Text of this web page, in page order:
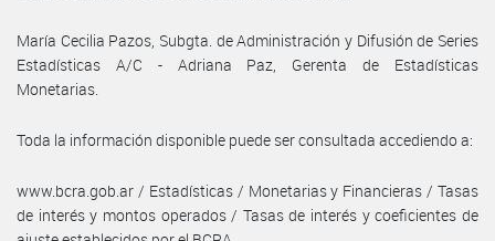
María Cecilia Pazos, Subgta. de Administración y Difusión de Series
Estadísticas A/C - Adriana Paz, Gerenta de Estadísticas
Monetarias.
Toda la información disponible puede ser consultada accediendo a:
www.bcra.gob.ar / Estadísticas / Monetarias y Financieras / Tasas
de interés y montos operados / Tasas de interés y coeficientes de